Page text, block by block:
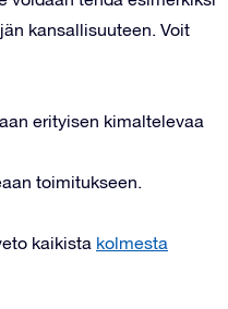
kansallisuuteen. Voit
erityisen kimaltelevaa
toimitukseen.
kaikista kolmesta